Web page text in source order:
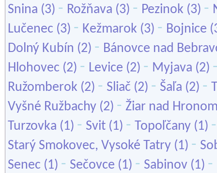
Snina (3) - Rožňava (3) - Pezinok (3) -
Lučenec (3) - Kežmarok (3) - Bojnice
Dolný Kubín (2) - Bánovce nad
Hlohovec (2) - Levice (2) - Myjava (2)
Ružomberok (2) - Sliač (2) - Šaľa (2) -
Vyšné Ružbachy (2) - Žiar nad
Turzovka (1) - Svit (1) - Topoľčany (1)
Starý Smokovec, Vysoké Tatry (1) -
Senec (1) - Sečovce (1) - Sabinov (1) -